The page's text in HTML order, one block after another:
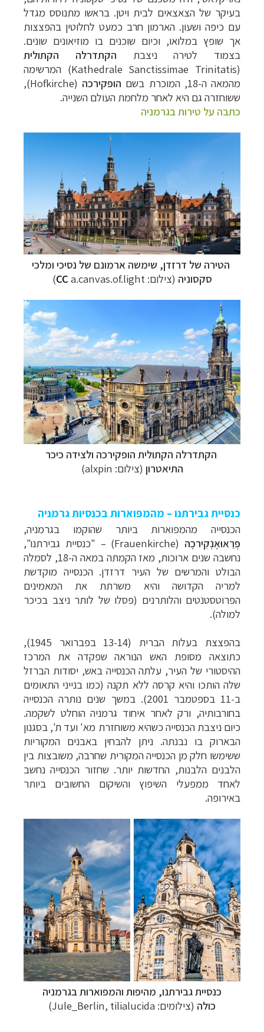
בעיקר של הצאצאים לבית ויטן. בראשו מתנוסס מגדל
עם כיפה ושעון. הארמון חרב כמעט לחלוטין בהפצצות
אך שופץ במלואו, וכיום שוכנים בו מוזיאונים שונים.
בצמוד לטירה ניצבת הקתדרלה הקתולית
(Kathedrale Sanctissimae Trinitatis)
המרשימה
מהמאה ה-18, המוכרת בשם
הופקירכה
(Hofkirche),
ששוחזרה גם היא לאחר מלחמת העולם השנייה.
כתבה על טירות בגרמניה
הטירה של דרזדן, שימשה ארמונם של נסיכי ומלכי
סקסוניה (צילום: CC a.canvas.of.light)
הקתדרלה הקתולית הופקירכה ולצידה כיכר
התיאטרון (צילום: alxpin)
כנסיית גבירתנו – מהמפוארות בכנסיות גרמניה
הכנסייה מהמפוארות ביותר שהוקמו בגרמניה,
פְרַאוּאֶנְקִירכֶה (
Frauenkirche) – "כנסיית גבירתנו",
נחשבה שנים ארוכות, מאז הקמתה במאה ה-18, לסמלה
הבולט והמרשים של העיר דרזדן. הכנסייה מוקדשת
למריה הקדושה והיא משרתת את המאמינים
הפרוטסטנטים והלותרנים (פסלו של לותר ניצב בכיכר
למולה).
בהפצצת בעלות הברית (13-14 בפברואר 1945),
כתוצאה מסופת האש הנוראה שפקדה את המרכז
ההיסטורי של העיר, עלתה הכנסייה באש, יסודות הברזל
שלה הותכו והיא קרסה ללא תקנה (כמו בנייני התאומים
ב-11 בספטמבר 2001). במשך שנים נותרה הכנסייה
בחורבותיה, ורק לאחר איחוד גרמניה הוחלט לשקמה.
כיום ניצבת הכנסייה כשהיא משוחזרת מא' ועד ת', בסגנון
הבארוק בו נבנתה. ניתן להבחין באבנים המקוריות
ששימשו חלק מן הכנסייה המקורית שחרבה, משובצות בין
הלבנים הלבנות, החדשות יותר. שחזור הכנסייה נחשב
לאחד ממפעלי השיפוץ והשיקום החשובים ביותר
באירופה.
כנסיית גבירתנו, מהיפות והמפוארות בגרמניה
כולה (צילומים: Jule_Berlin, tilialucida)
תכנוןטיולים למדינות אירופהלחצו לרשימת היעדים »
תכנון טיולים לצפון אמריקהלחצו לרשימת היעדים »
קרוזים והפלגות נופשלחצו לרשימת היעדים »